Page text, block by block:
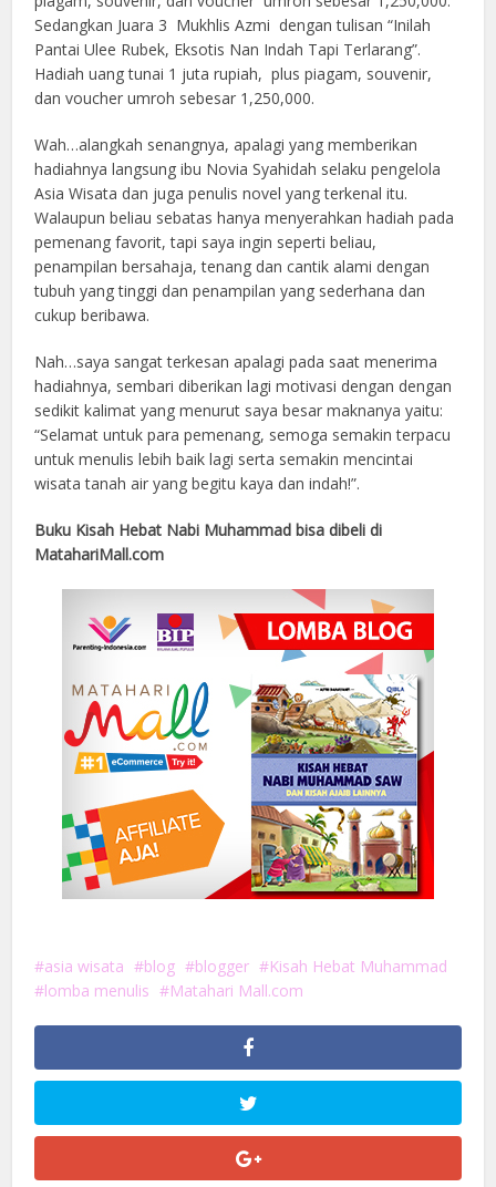
Sedangkan Juara 3 Mukhlis Azmi dengan tulisan “Inilah
Pantai Ulee Rubek, Eksotis Nan Indah Tapi Terlarang”.
Hadiah uang tunai 1 juta rupiah, plus piagam, souvenir,
dan voucher umroh sebesar 1,250,000.
Wah…alangkah senangnya, apalagi yang memberikan
hadiahnya langsung ibu Novia Syahidah selaku pengelola
Asia Wisata dan juga penulis novel yang terkenal itu.
Walaupun beliau sebatas hanya menyerahkan hadiah pada
pemenang favorit, tapi saya ingin seperti beliau,
penampilan bersahaja, tenang dan cantik alami dengan
tubuh yang tinggi dan penampilan yang sederhana dan
cukup beribawa.
Nah…saya sangat terkesan apalagi pada saat menerima
hadiahnya, sembari diberikan lagi motivasi dengan dengan
sedikit kalimat yang menurut saya besar maknanya yaitu:
“Selamat untuk para pemenang, semoga semakin terpacu
untuk menulis lebih baik lagi serta semakin mencintai
wisata tanah air yang begitu kaya dan indah!”.
Buku Kisah Hebat Nabi Muhammad bisa dibeli di
MatahariMall.com
asia wisata blog blogger
Kisah Hebat Muhammad
lomba menulis
Matahari Mall.com